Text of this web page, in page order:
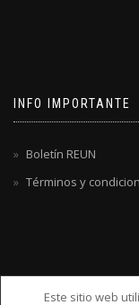
INFO IMPORTANTE
Boletín REUN
Términos y
Este sitio web